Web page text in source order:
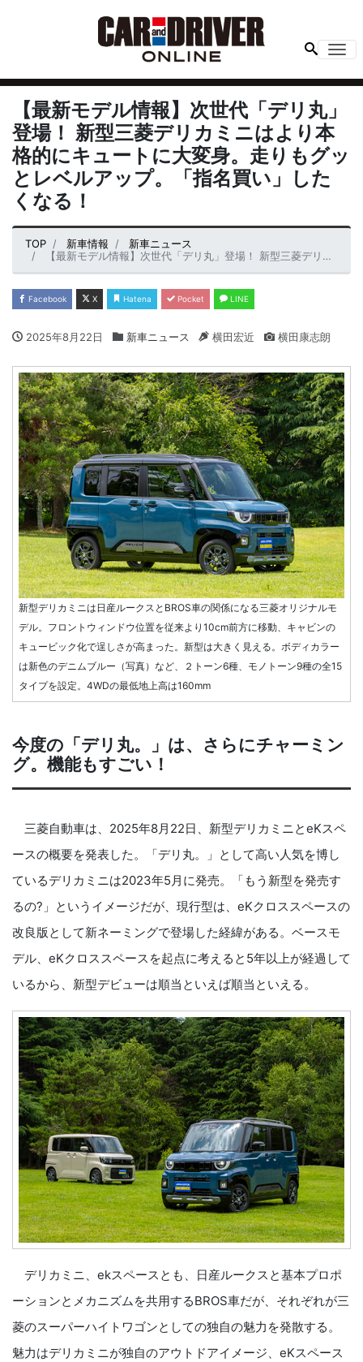
【最新モデル情報】次世代「デリ丸」
登場！ 新型三菱デリカミニはより本
格的にキュートに大変身。走りもグッ
とレベルアップ。「指名買い」した
くなる！
TOP 新車情報
新車ニュース
【最新モデル情報】次世代「デリ丸」登場！ 新型三菱デリカミニはより本格的にキュートに大変身。走りもグッとレベルアップ。「指名買い」したくなる！
Facebook X Hatena Pocket LINE
2025年8月22日 新車ニュース 横田宏近 横田康志朗
新型デリカミニは日産ルークスとBROS車の関係になる三菱オリジナルモ
デル。フロントウィンドウ位置を従来より10cm前方に移動、キャビンの
キュービック化で逞しさが高まった。新型は大きく見える。ボディカラー
は新色のデニムブルー（写真）など、２トーン6種、モノトーン9種の全15
タイプを設定。4WDの最低地上高は160mm
今度の「デリ丸。」は、さらにチャーミン
グ。機能もすごい！
三菱自動車は、2025年8月22日、新型デリカミニとeKスペ
ースの概要を発表した。「デリ丸。」として高い人気を博し
ているデリカミニは2023年5月に発売。「もう新型を発売す
るの?」というイメージだが、現行型は、eKクロススペースの
改良版として新ネーミングで登場した経緯がある。ベースモ
デル、eKクロススペースを起点に考えると5年以上が経過して
いるから、新型デビューは順当といえば順当といえる。
デリカミニ、ekスペースとも、日産ルークスと基本プロポ
ーションとメカニズムを共用するBROS車だが、それぞれが三
菱のスーパーハイトワゴンとしての独自の魅力を発散する。
魅力はデリカミニが独自のアウトドアイメージ、eKスペース